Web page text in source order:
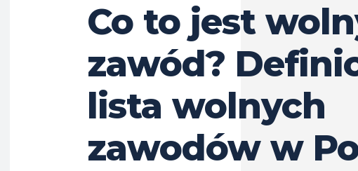
Co to jest
zawód?
lista wolnych
zawodów w